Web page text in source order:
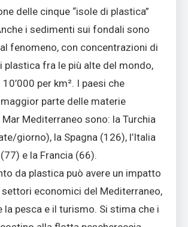
delle cinque “isole di plastica”
i sedimenti sui fondali sono
fenomeno, con concentrazioni di
fra le più alte del mondo,
10’000 per km². I paesi che
parte delle materie
Mediterraneo sono: la Turchia
giorno), la Spagna (126), l’Italia
e la Francia (66).
da plastica può avere un impatto
economici del Mediterraneo,
la pesca e il turismo. Si stima che i